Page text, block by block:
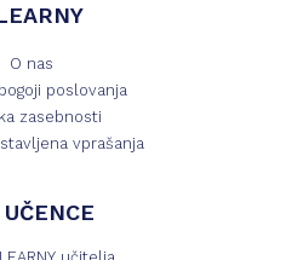
O nas
poslovanja
zasebnosti
vprašanja